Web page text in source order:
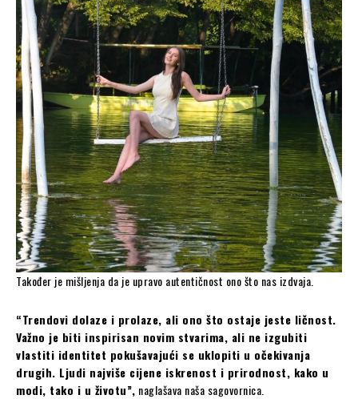
Također je mišljenja da je upravo autentičnost ono što nas izdvaja.
“Trendovi dolaze i prolaze, ali ono što ostaje jeste ličnost.
Važno je biti inspirisan novim stvarima, ali ne izgubiti
vlastiti identitet pokušavajući se uklopiti u očekivanja
drugih. Ljudi najviše cijene iskrenost i prirodnost, kako u
modi, tako i u životu”, naglašava naša sagovornica.